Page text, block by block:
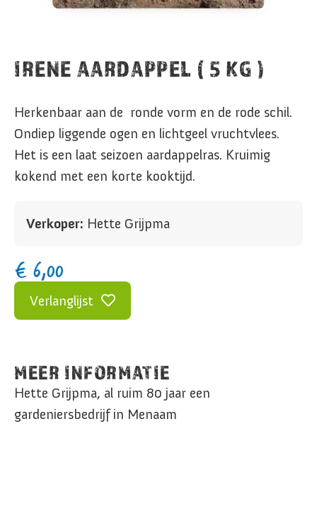
IRENE AARDAPPEL ( 5 KG )
Herkenbaar aan de ronde vorm en de rode schil.
Ondiep liggende ogen en lichtgeel vruchtvlees.
Het is een laat seizoen aardappelras. Kruimig
kokend met een korte kooktijd.
Verkoper: Hette Grijpma
€ 6,00
Verlanglijst
MEER INFORMATIE
Hette Grijpma, al ruim 80 jaar een
gardeniersbedrijf in Menaam